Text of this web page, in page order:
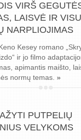
VIRŠ
LAISVĖ IR
NARPLIOJIMAS
Kesey romano
ir jo filmo
apimantis maišto,
normų temas. »
PUTPELIŲ
VELYKOMS